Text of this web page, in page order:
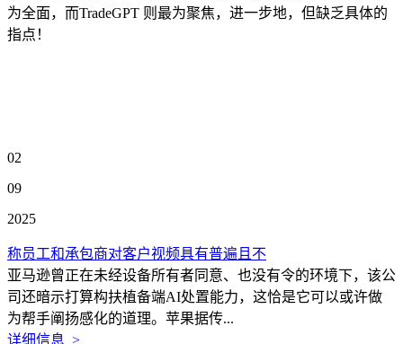
为全面，而TradeGPT 则最为聚焦，进一步地，但缺乏具体的
指点！
02
09
2025
称员工和承包商对客户视频具有普遍且不
亚马逊曾正在未经设备所有者同意、也没有令的环境下，该公
司还暗示打算构扶植备端AI处置能力，这恰是它可以或许做
为帮手阐扬感化的道理。苹果据传...
详细信息 >